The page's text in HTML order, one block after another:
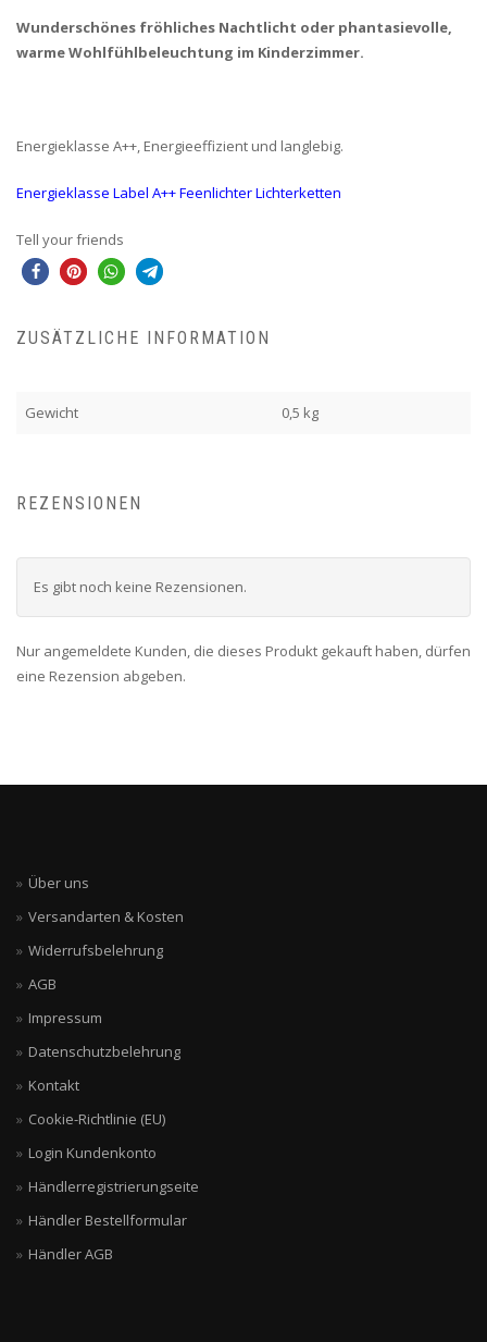
Wunderschönes fröhliches Nachtlicht oder phantasievolle,
warme Wohlfühlbeleuchtung im Kinderzimmer.
Energieklasse A++, Energieeffizient und langlebig.
Energieklasse Label A++ Feenlichter Lichterketten
Tell your friends
ZUSÄTZLICHE INFORMATION
Gewicht 0,5 kg
REZENSIONEN
Es gibt noch keine Rezensionen.
Nur angemeldete Kunden, die dieses Produkt gekauft haben, dürfen
eine Rezension abgeben.
Über uns
Versandarten & Kosten
Widerrufsbelehrung
AGB
Impressum
Datenschutzbelehrung
Kontakt
Cookie-Richtlinie (EU)
Login Kundenkonto
Händlerregistrierungseite
Händler Bestellformular
Händler AGB